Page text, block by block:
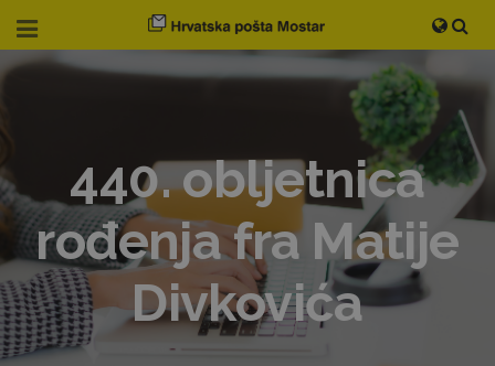
440. obljetnica
rođenja fra Matije
Divkovića